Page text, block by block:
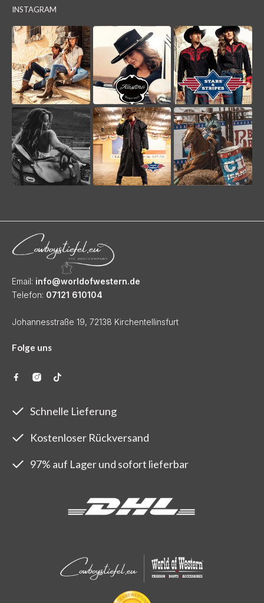
INSTAGRAM
Email: info@worldofwestern.de
Telefon: 07121 610104
Johannesstraße 19, 72138 Kirchentellinsfurt
Folge uns
Schnelle Lieferung
Kostenloser Rückversand
97% auf Lager und sofort lieferbar